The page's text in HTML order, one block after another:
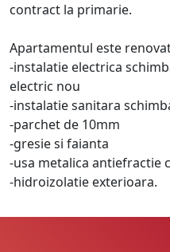
contract la primarie.
Apartamentul este
-instalatie electrica
electric nou
-instalatie sanitara
-parchet de 10mm
-gresie si faianta
-usa metalica antiefractie
-hidroizolatie exterioara.